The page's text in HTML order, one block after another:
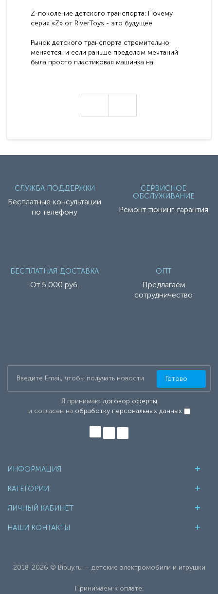
Z-поколение детского транспорта: Почему
серия «Z» от RiverToys - это будущее
Рынок детского транспорта стремительно
меняется, и если раньше пределом мечтаний
была просто пластиковая машинка на
СЛУЖБА ПОДДЕРЖКИ
Бесплатные консультации
по телефону
СЕРВИСНОЕ
ОБСЛУЖИВАНИЕ
Ремонт-тюнинг-гарантия
БЕСПЛАТНАЯ ДОСТАВКА
От 5 000 руб.
ОПТ
Предлагаем
сотрудничество
Я принимаю договор оферты
и согласен на обработку персональных данных
Готово
ИНФОРМАЦИЯ
КАТЕГОРИИ
ЛИЧНЫЙ КАБИНЕТ
НАШИ КОНТАКТЫ
2018-2026 © Bibuy.ru — детские электромобили и игрушки
Принимаем к оплате: